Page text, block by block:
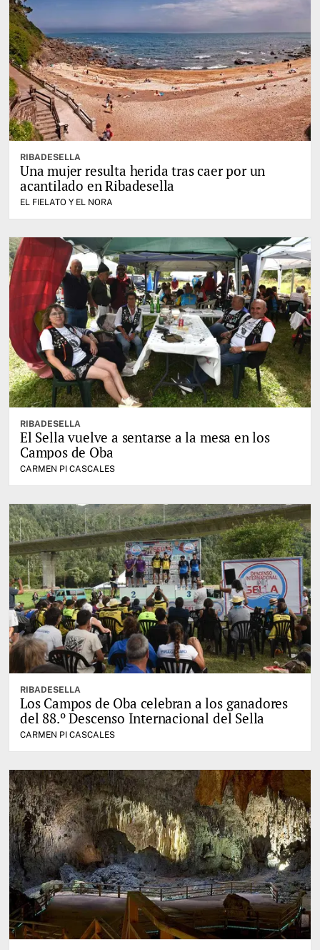
RIBADESELLA
Una mujer resulta herida tras caer por un
acantilado en Ribadesella
EL FIELATO Y EL NORA
RIBADESELLA
El Sella vuelve a sentarse a la mesa en los
Campos de Oba
CARMEN PI CASCALES
RIBADESELLA
Los Campos de Oba celebran a los ganadores
del 88.º Descenso Internacional del Sella
CARMEN PI CASCALES